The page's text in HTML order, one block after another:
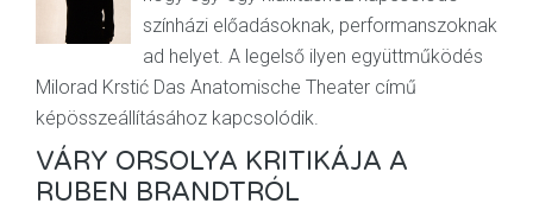
színházi előadásoknak, performanszoknak
ad helyet. A legelső ilyen együttműködés
Milorad Krstić Das Anatomische Theater című
képösszeállításához kapcsolódik.
VÁRY ORSOLYA KRITIKÁJA A
RUBEN BRANDTRÓL